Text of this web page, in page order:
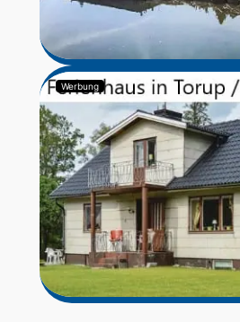
Werbung